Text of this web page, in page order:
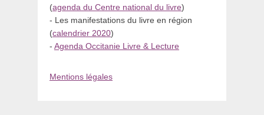
(agenda du Centre national du livre)
- Les manifestations du livre en région
(calendrier 2020)
- Agenda Occitanie Livre & Lecture
Mentions légales